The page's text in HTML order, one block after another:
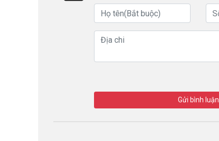
Gửi bình luận